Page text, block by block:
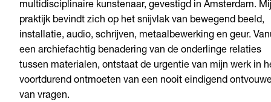
multidisciplinaire kunstenaar, gevestigd in Amsterdam.
praktijk bevindt zich op het snijvlak van bewegend beeld,
installatie, audio, schrijven, metaalbewerking en geur.
een archiefachtig benadering van de onderlinge relaties
tussen materialen, ontstaat de urgentie van mijn werk in
voortdurend ontmoeten van een nooit eindigend
van vragen.